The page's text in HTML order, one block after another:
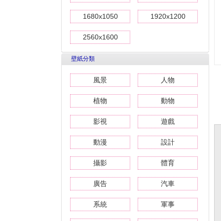
1680x1050 1920x1200
2560x1600
壁紙分類
風景 人物
植物 動物
影視 遊戲
動漫 設計
攝影 體育
廣告 汽車
系統 軍事